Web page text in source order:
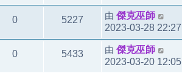
0 5227 由 傑克巫師
2023-03-28 22:27
0 5433 由 傑克巫師
2023-03-20 12:05